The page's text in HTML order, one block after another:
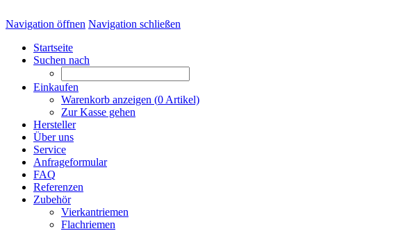
Navigation öffnen Navigation schließen
Startseite
Suchen nach
Einkaufen
Warenkorb anzeigen (0 Artikel)
Zur Kasse gehen
Hersteller
Über uns
Service
Anfrageformular
FAQ
Referenzen
Zubehör
Vierkantriemen
Flachriemen